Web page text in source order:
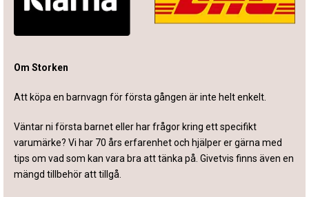
Om Storken
Att köpa en barnvagn för första gången är inte helt enkelt.
Väntar ni första barnet eller har frågor kring ett specifikt
varumärke? Vi har 70 års erfarenhet och hjälper er gärna med
tips om vad som kan vara bra att tänka på. Givetvis finns även en
mängd tillbehör att tillgå.